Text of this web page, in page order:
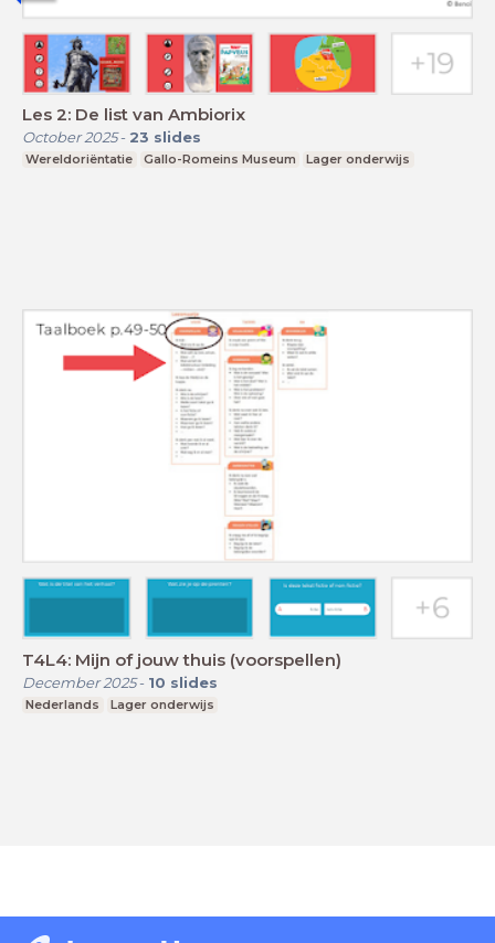
Les 2: De list van Ambiorix
October 2025- 23 slides
Wereldoriëntatie Gallo-Romeins Museum Lager onderwijs
T4L4: Mijn of jouw thuis (voorspellen)
December 2025- 10 slides
Nederlands Lager onderwijs